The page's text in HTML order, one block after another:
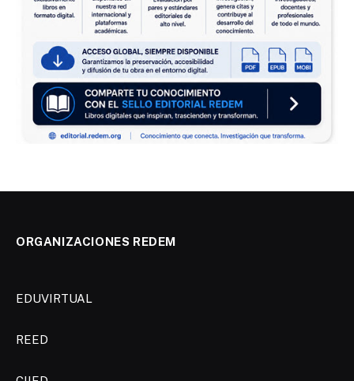
ORGANIZACIONES REDEM
EDUVIRTUAL
REED